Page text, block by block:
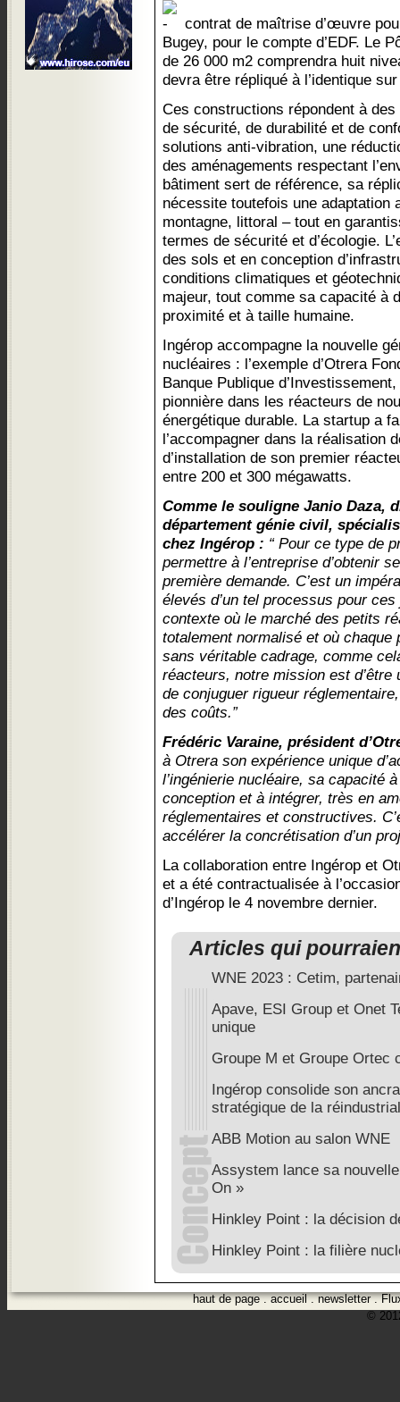
contrat de maîtrise d’œuvre
Bugey, pour le compte d’EDF. Le
de 26 000 m2 comprendra huit
devra être répliqué à l’identique
Ces constructions répondent à
de sécurité, de durabilité et de
solutions anti-vibration, une
des aménagements respectant
bâtiment sert de référence, sa
nécessite toutefois une adaptation
montagne, littoral – tout en
termes de sécurité et d’écologie.
des sols et en conception
conditions climatiques et
majeur, tout comme sa capacité à
proximité et à taille humaine.
Ingérop accompagne la nouvelle
nucléaires : l’exemple d’Otrera
Banque Publique
pionnière dans les réacteurs de
énergétique durable. La startup a
l’accompagner dans la réalisation
d’installation de son premier
entre 200 et 300 mégawatts.
Comme le souligne Janio Daza,
département génie civil,
chez Ingérop : “ Pour ce type de
permettre à l’entreprise d’obtenir
première demande. C’est un
élevés d’un tel processus pour
contexte où le marché des petits
totalement normalisé et où chaque
sans véritable cadrage, comme
réacteurs, notre mission est
de conjuguer rigueur
des coûts.”
Frédéric Varaine, président
à Otrera son expérience unique
l’ingénierie nucléaire, sa capacité
conception et à intégrer, très en
réglementaires et constructives.
accélérer la concrétisation d’un
La collaboration entre Ingérop et
et a été contractualisée à
d’Ingérop le 4 novembre dernier.
Articles qui
WNE 2023 : Cetim,
Apave, ESI Group et Onet
unique
Groupe M et Groupe Ortec
Ingérop consolide son
stratégique de la
ABB Motion au salon WNE
Assystem lance sa
On »
Hinkley Point : la décision
Hinkley Point : la filière
haut de page.accueil.newsletter.
©